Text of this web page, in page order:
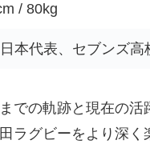
/ 80kg
本代表、セブンズ高
での軌跡と現在の活
ラグビーをより深く